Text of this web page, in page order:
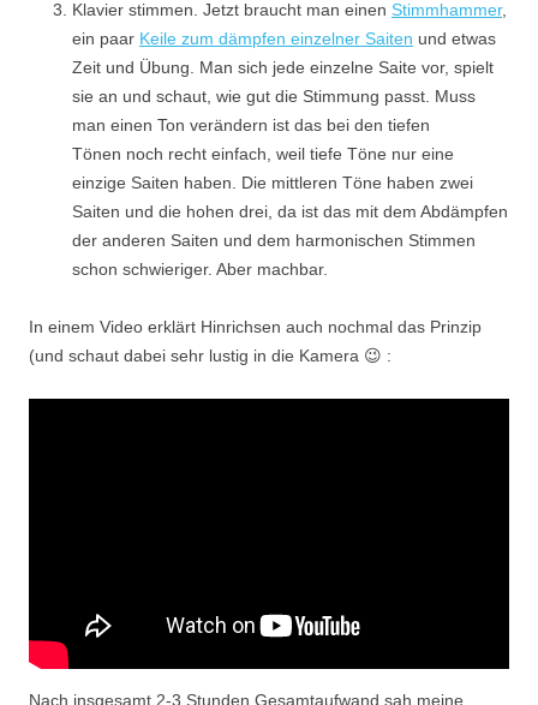
Klavier stimmen. Jetzt braucht man einen Stimmhammer,
ein paar Keile zum dämpfen einzelner Saiten und etwas
Zeit und Übung. Man sich jede einzelne Saite vor, spielt
sie an und schaut, wie gut die Stimmung passt. Muss
man einen Ton verändern ist das bei den tiefen
Tönen noch recht einfach, weil tiefe Töne nur eine
einzige Saiten haben. Die mittleren Töne haben zwei
Saiten und die hohen drei, da ist das mit dem Abdämpfen
der anderen Saiten und dem harmonischen Stimmen
schon schwieriger. Aber machbar.
In einem Video erklärt Hinrichsen auch nochmal das Prinzip
(und schaut dabei sehr lustig in die Kamera 😉 :
Nach insgesamt 2-3 Stunden Gesamtaufwand sah meine